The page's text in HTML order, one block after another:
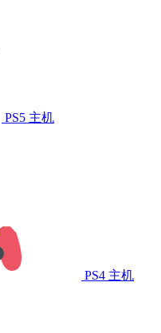
PS5 主机
PS4 主机